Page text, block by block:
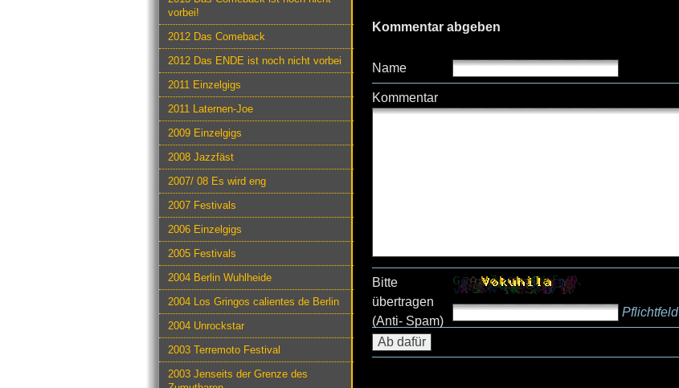
vorbei!
2012 Das Comeback
2012 Das ENDE ist noch nicht vorbei
2011 Einzelgigs
2011 Laternen-Joe
2009 Einzelgigs
2008 Jazzfäst
2007/ 08 Es wird eng
2007 Festivals
2006 Einzelgigs
2005 Festivals
2004 Berlin Wuhlheide
2004 Los Gringos calientes de Berlin
2004 Unrockstar
2003 Terremoto Festival
2003 Jenseits der Grenze des
Kommentar abgeben
Name
Kommentar
Bitte
übertragen
(Anti- Spam)
Pflichtfeld